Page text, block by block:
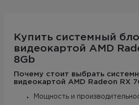
Купить системный
видеокартой AMD
8Gb
Почему стоит выбрать
видеокартой AMD Radeon RX
Мощность и